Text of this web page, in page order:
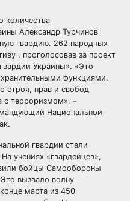
количества
Александр Турчинов
гвардию. 262 народных
, проголосовав за проект
Украины». «Это
функциями.
строя, прав и свобод
с терроризмом», –
Национальной
гвардии стали
учениях «гвардейцев»,
бойцы Самообороны
вызвало волну
марта из 450